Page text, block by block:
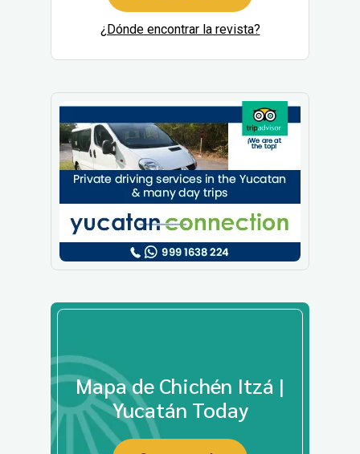
¿Dónde encontrar la revista?
Mapa de Chichén Itzá |
Yucatán Today